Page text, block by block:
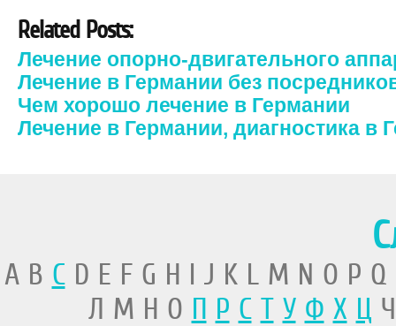
Related Posts:
Лечение опорно-двигательного
Лечение в Германии без
Чем хорошо лечение в Германии
Лечение в Германии, диагностика
A B CD E F G H I J K L M N O P
Л М Н О П Р С Т У Ф Х Ц